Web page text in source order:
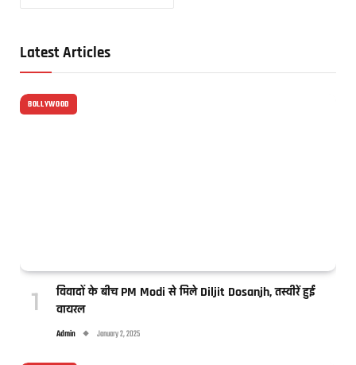
Latest Articles
BOLLYWOOD
विवादों के बीच PM Modi से मिले Diljit Dosanjh, तस्वीरें हुईं
वायरल
Admin January 2, 2025